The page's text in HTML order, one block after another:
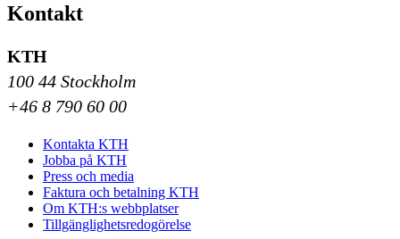
Kontakt
KTH
100 44 Stockholm
+46 8 790 60 00
Kontakta KTH
Jobba på KTH
Press och media
Faktura och betalning KTH
Om KTH:s webbplatser
Tillgänglighetsredogörelse